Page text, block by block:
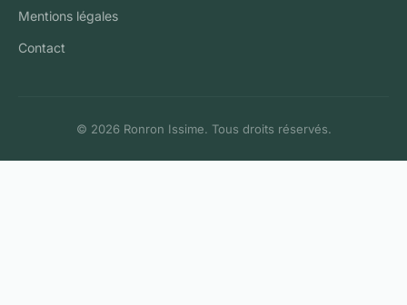
Mentions légales
Contact
© 2026 Ronron Issime. Tous droits réservés.